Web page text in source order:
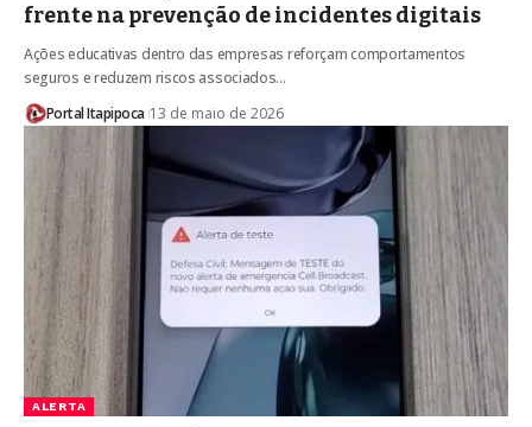
frente na prevenção de incidentes digitais
Ações educativas dentro das empresas reforçam comportamentos
seguros e reduzem riscos associados…
Portal Itapipoca 13 de maio de 2026
ALERTA